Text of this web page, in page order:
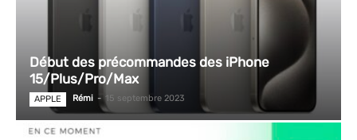
Début des précommandes des iPhone
15/Plus/Pro/Max
APPLE Rémi - 15 septembre 2023